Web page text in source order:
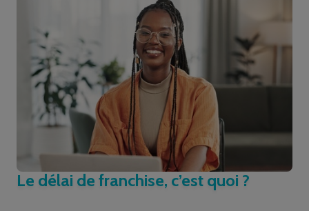
Le délai de franchise, c’est quoi ?